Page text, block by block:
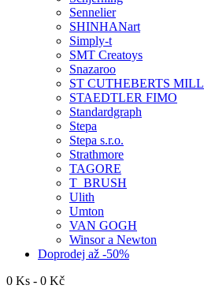
Sennelier
SHINHANart
Simply-t
SMT Creatoys
Snazaroo
ST CUTHEBERTS MILL
STAEDTLER FIMO
Standardgraph
Stepa
Stepa s.r.o.
Strathmore
TAGORE
T_BRUSH
Ulith
Umton
VAN GOGH
Winsor a Newton
Doprodej až -50%
0 Ks - 0 Kč